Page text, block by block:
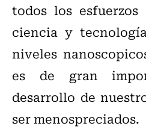
todos los
ciencia y
niveles
es de gran
desarrollo de
ser menospreciados.